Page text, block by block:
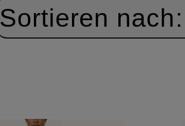
Sortieren nach: